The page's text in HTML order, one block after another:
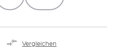
Vergleichen